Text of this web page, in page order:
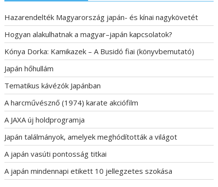
Hazarendelték Magyarország japán- és kínai nagykövetét
Hogyan alakulhatnak a magyar–japán kapcsolatok?
Kónya Dorka: Kamikazek – A Busidó fiai (könyvbemutató)
Japán hőhullám
Tematikus kávézók Japánban
A harcművésznő (1974) karate akciófilm
A JAXA új holdprogramja
Japán találmányok, amelyek meghódították a világot
A japán vasúti pontosság titkai
A japán mindennapi etikett 10 jellegzetes szokása